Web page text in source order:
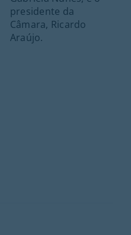
presidente da
Câmara, Ricardo
Araújo.